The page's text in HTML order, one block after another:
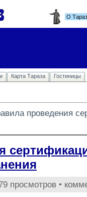
О
Карта Тараза Гостиницы
проведения
просмотров •